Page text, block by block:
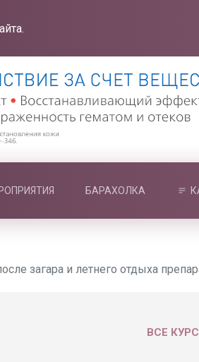
БАРАХОЛКА
загара и летнего отдыха
ВСЕ